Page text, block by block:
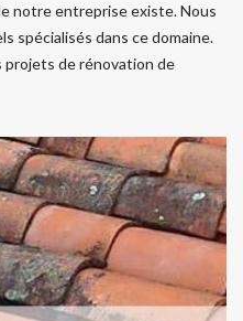
notre entreprise existe. Nous
spécialisés dans ce domaine.
projets de rénovation de